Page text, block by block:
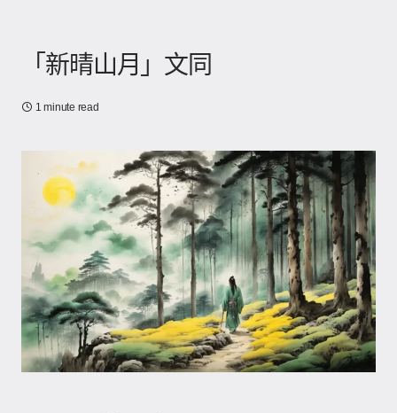
「新晴山月」文同
1 minute read